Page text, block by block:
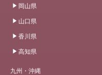
岡山県
山口県
香川県
高知県
九州・沖縄